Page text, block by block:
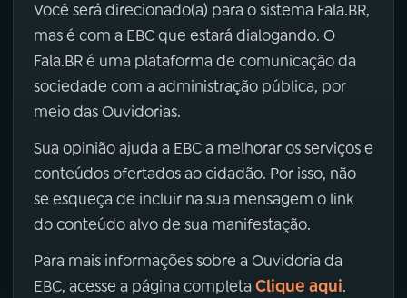
Você será direcionado(a) para o sistema Fala.BR,
mas é com a EBC que estará dialogando. O
Fala.BR é uma plataforma de comunicação da
sociedade com a administração pública, por
meio das Ouvidorias.
Sua opinião ajuda a EBC a melhorar os serviços e
conteúdos ofertados ao cidadão. Por isso, não
se esqueça de incluir na sua mensagem o link
do conteúdo alvo de sua manifestação.
Para mais informações sobre a Ouvidoria da
EBC, acesse a página completa Clique aqui.